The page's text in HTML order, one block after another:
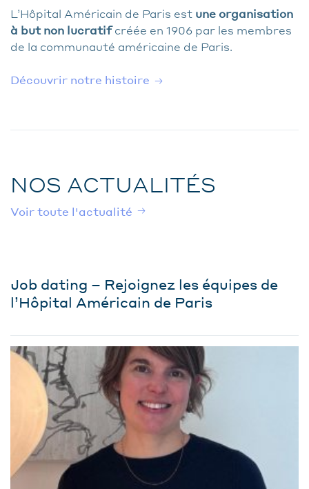
L’Hôpital Américain de Paris est une organisation
à but non lucratifcréée en 1906 par les membres
de la communauté américaine de Paris.
Découvrir notre histoire
NOS ACTUALITÉS
Voir toute l'actualité
Job dating – Rejoignez les équipes de
l’Hôpital Américain de Paris